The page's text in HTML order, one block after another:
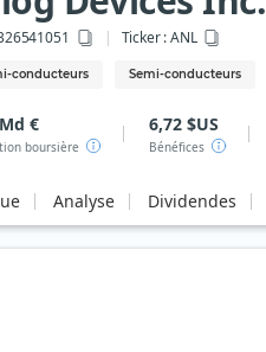
Ticker :ANL
conducteurs Semi-conducteurs
€
boursière
6,72 $US
Bénéfices
Analyse Dividendes